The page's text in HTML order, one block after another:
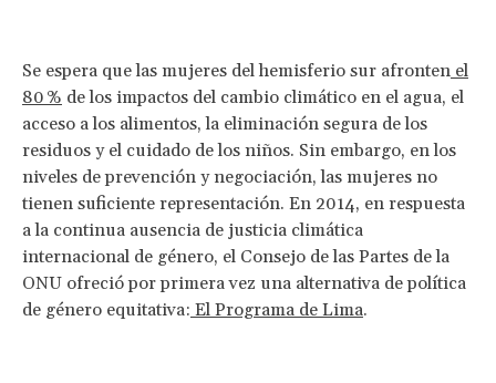
Se espera que las mujeres del hemisferio sur afronten el
80 % de los impactos del cambio climático en el agua, el
acceso a los alimentos, la eliminación segura de los
residuos y el cuidado de los niños. Sin embargo, en los
niveles de prevención y negociación, las mujeres no
tienen suficiente representación. En 2014, en respuesta
a la continua ausencia de justicia climática
internacional de género, el Consejo de las Partes de la
ONU ofreció por primera vez una alternativa de política
de género equitativa: El Programa de Lima.